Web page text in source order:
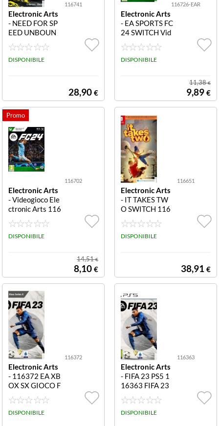
116741
Electronic Arts
- NEED FOR SP
EED UNBOUN
D PS5 116741
NEED FOR SPE
ED UNBOUND
DISPONIBILE
28,90 €
116726-EAR
Electronic Arts
- EA SPORTS FC
24 SWITCH Vid
eogames EA SP
ORTS FC24 SW
ITCH
DISPONIBILE
11,38€
9,89 €
116702
Electronic Arts
- Videogioco Ele
ctronic Arts 116
702 XBOX FC 2
4 FC 24
DISPONIBILE
14,51€
8,10 €
116651
Electronic Arts
- IT TAKES TW
O SWITCH 116
651 IT TAKES T
WO SWITCH
DISPONIBILE
38,91 €
116372
Electronic Arts
- 116372 EA XB
OX SX GIOCO F
IFA 23 IT
DISPONIBILE
116363
Electronic Arts
- FIFA 23 PS5 1
16363 FIFA 23
PS5
DISPONIBILE